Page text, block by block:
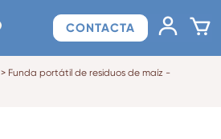
CONTACTA
> Funda portátil de residuos de maíz -